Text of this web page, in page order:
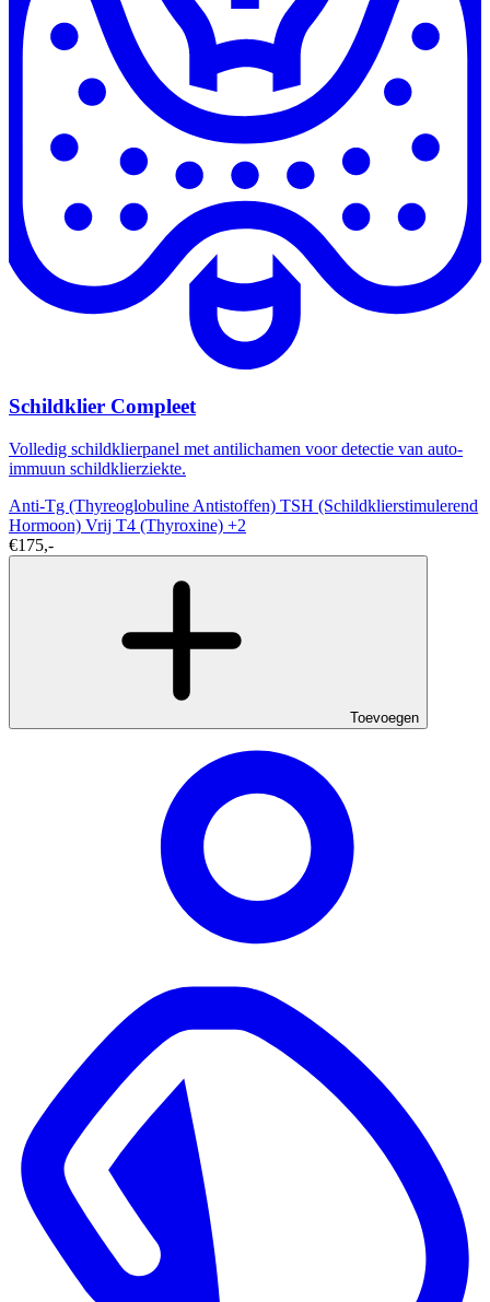
Schildklier Compleet
Volledig schildklierpanel met antilichamen voor detectie van auto-
immuun schildklierziekte.
Anti-Tg (Thyreoglobuline Antistoffen) TSH (Schildklierstimulerend
Hormoon) Vrij T4 (Thyroxine) +2
€175,-
Toevoegen